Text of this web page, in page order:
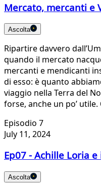
Mercato, mercanti e
Ascolta
Ripartire davvero
quando il mercato
mercanti e mendicanti
di esso: è quanto
viaggio nella Terra del
forse, anche un po’
Episodio 7
July 11, 2024
Ep07 - Achille Loria
Ascolta